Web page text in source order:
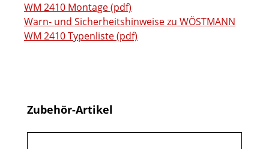
WM 2410 Montage (pdf)
Warn- und Sicherheitshinweise zu WÖSTMANN
WM 2410 Typenliste (pdf)
Produktgalerie überspringen
Zubehör-Artikel